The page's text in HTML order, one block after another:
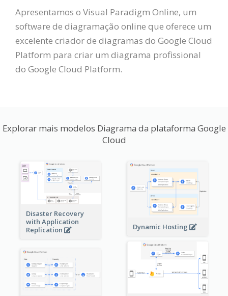
Apresentamos o Visual Paradigm Online, um
software de diagramação online que oferece um
excelente criador de diagramas do Google Cloud
Platform para criar um diagrama profissional
do Google Cloud Platform.
Explorar mais modelos Diagrama da plataforma Google
Cloud
Disaster Recovery
with Application
Replication
Dynamic Hosting